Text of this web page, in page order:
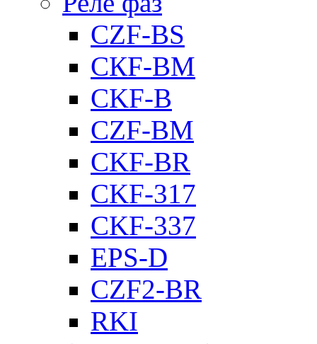
CZF-BS
CКF-BM
CKF-B
CZF-BM
CKF-BR
CKF-317
CKF-337
EPS-D
CZF2-BR
RKI